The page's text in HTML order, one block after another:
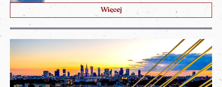
Więcej